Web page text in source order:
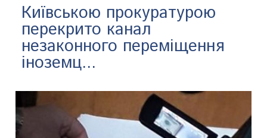
Київською прокуратурою
перекрито канал
незаконного переміщення
іноземц...